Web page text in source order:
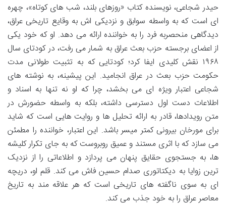
حیدر شجاعی، نویسنده کتاب «روزهای بلند، شب های کوتاه»، چهره
ای است که به واسطه سوابق و نزدیکی اش به وقایع تاریخی عراق،
دیدگاهی منحصربه فرد را به خواننده ارائه می دهد. او که خود یکی
از اعضای برجسته حزب بعث عراق به شمار می رفت، در کودتای سال
۱۹۶۸ نقش کلیدی ایفا کرد؛ کودتایی که به تثبیت طولانی مدت
حکومت حزب بعث در عراق انجامید. این پیشینه، به نوشته های
شجاعی اعتبار ویژه ای می بخشد، چرا که او نه تنها به اسناد و
اطلاعات دست اول دسترسی داشته، بلکه به واسطه حضورش در
متن رویدادها، قادر به ارائه تحلیل ها و روایت هایی است که شاید
برای مورخان بیرونی کمتر میسر باشد. این اعتبار، خواننده را مطمئن
می سازد که با اثری مستند و عمیق روبروست که به جای تکرار کلیشه
ها، به جستجوی حقایق پنهان می پردازد و اطلاعاتی را از نزدیک
ترین زوایا به دیکتاتوری صدام حسین فاش می کند. قلم او، دریچه
ای به سوی ناگفته های تاریخی است که هر علاقه مند به تاریخ
معاصر عراق را به خود جذب می کند.